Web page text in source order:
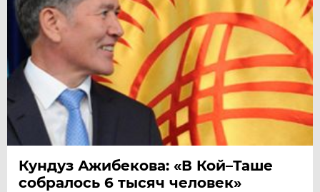
Кундуз Ажибекова: «В Кой–Таше
собралось 6 тысяч человек»